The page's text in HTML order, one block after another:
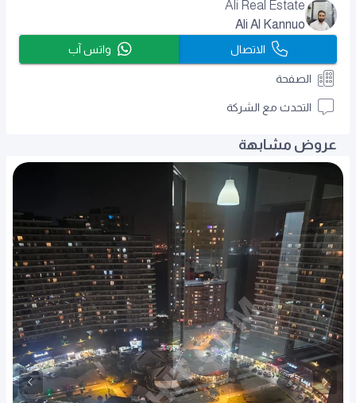
Ali Real Estate
Ali Al Kannuo
الاتصال واتس آب
الصفحة
التحدث مع الشركة
عروض مشابهة